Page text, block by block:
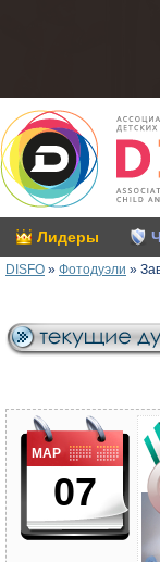
Лидеры
DISFO » Фотодуэли »
07
МАР